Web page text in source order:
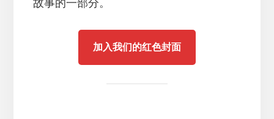
故事的一部分。
加入我们的红色封面